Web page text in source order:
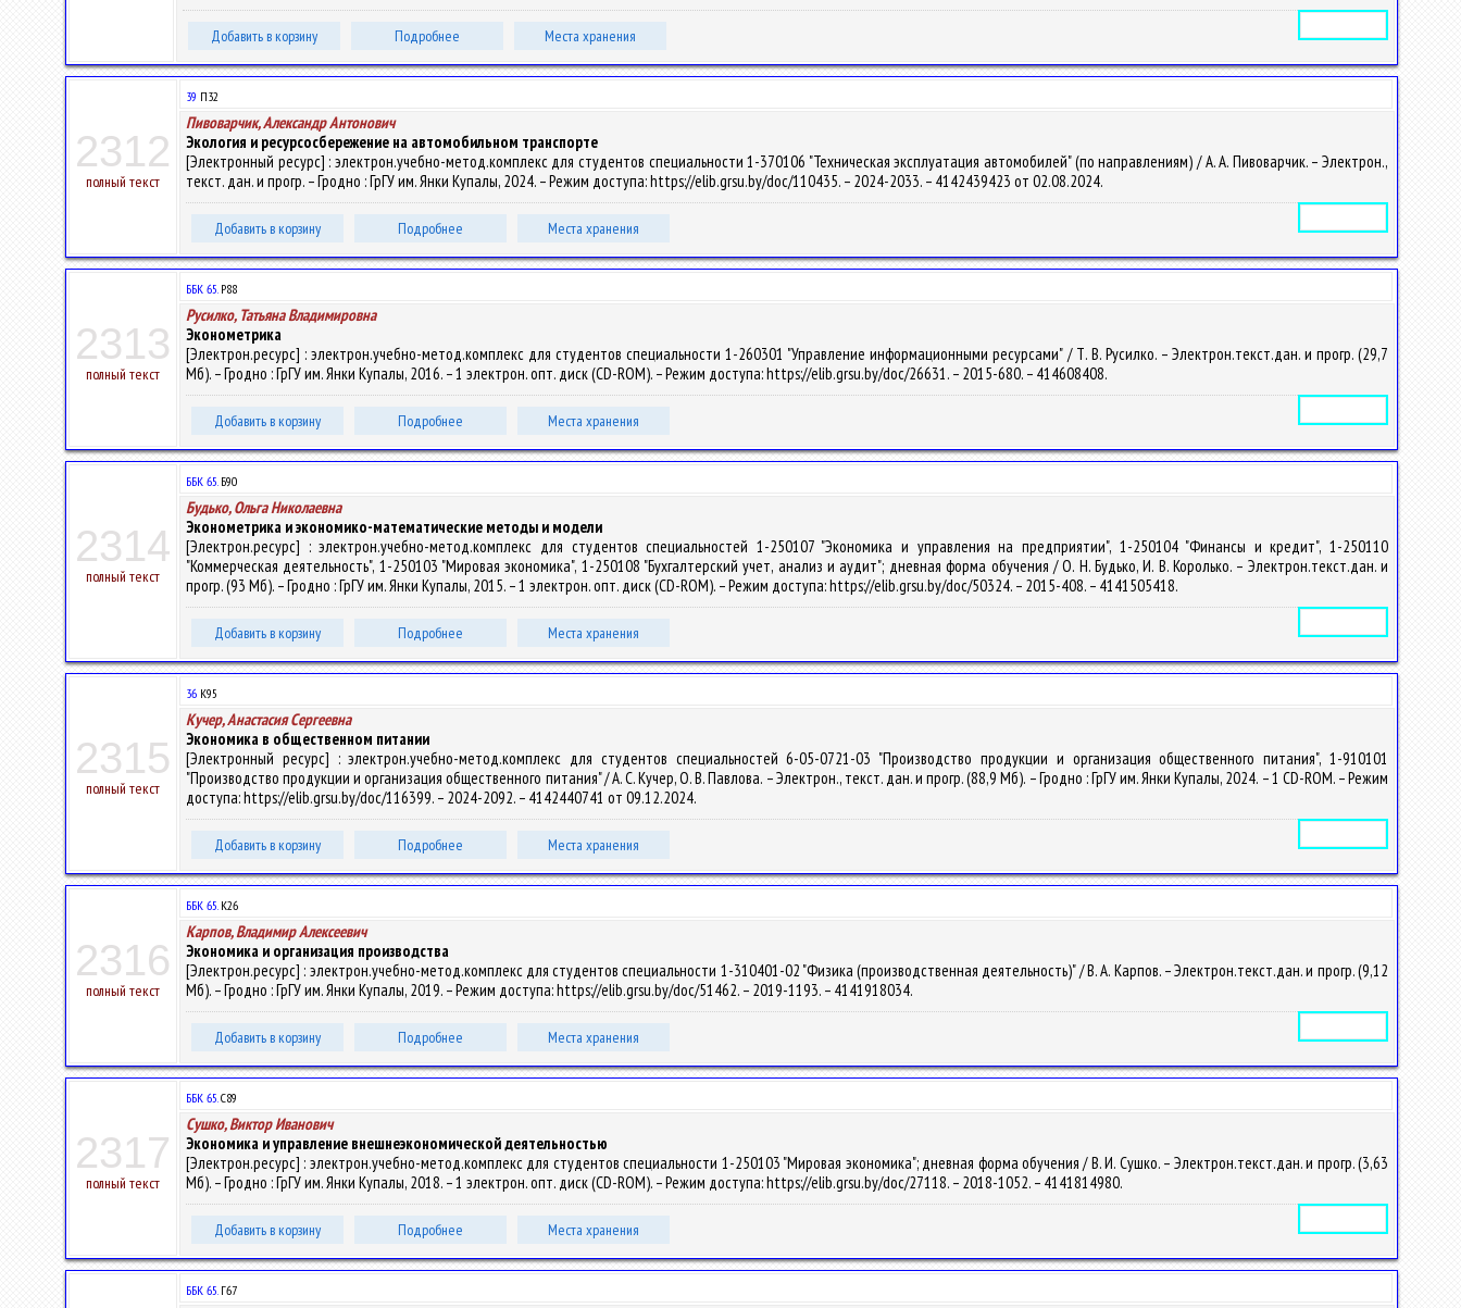
Добавить в корзину Подробнее Места хранения
2312
полный текст
39 П32
Пивоварчик, Александр Антонович
Экология и ресурсосбережение на автомобильном транспорте
[Электронный ресурс] : электрон.учебно-метод.комплекс для студентов специальности 1-370106 "Техническая эксплуатация автомобилей" (по направлениям) / А. А. Пивоварчик. – Электрон.,
текст. дан. и прогр. – Гродно : ГрГУ им. Янки Купалы, 2024. – Режим доступа: https://elib.grsu.by/doc/110435. – 2024-2033. – 4142439423 от 02.08.2024.
Добавить в корзину Подробнее Места хранения
2313
полный текст
ББК 65.Р88
Русилко, Татьяна Владимировна
Эконометрика
[Электрон.ресурс] : электрон.учебно-метод.комплекс для студентов специальности 1-260301 "Управление информационными ресурсами" / Т. В. Русилко. – Электрон.текст.дан. и прогр. (29,7
Мб). – Гродно : ГрГУ им. Янки Купалы, 2016. – 1 электрон. опт. диск (CD-ROM). – Режим доступа: https://elib.grsu.by/doc/26631. – 2015-680. – 414608408.
Добавить в корзину Подробнее Места хранения
2314
полный текст
ББК 65.Б90
Будько, Ольга Николаевна
Эконометрика и экономико-математические методы и модели
[Электрон.ресурс] : электрон.учебно-метод.комплекс для студентов специальностей 1-250107 "Экономика и управления на предприятии", 1-250104 "Финансы и кредит", 1-250110
"Коммерческая деятельность", 1-250103 "Мировая экономика", 1-250108 "Бухгалтерский учет, анализ и аудит"; дневная форма обучения / О. Н. Будько, И. В. Королько. – Электрон.текст.дан. и
прогр. (93 Мб). – Гродно : ГрГУ им. Янки Купалы, 2015. – 1 электрон. опт. диск (CD-ROM). – Режим доступа: https://elib.grsu.by/doc/50324. – 2015-408. – 4141505418.
Добавить в корзину Подробнее Места хранения
2315
полный текст
36 К95
Кучер, Анастасия Сергеевна
Экономика в общественном питании
[Электронный ресурс] : электрон.учебно-метод.комплекс для студентов специальностей 6-05-0721-03 "Производство продукции и организация общественного питания", 1-910101
"Производство продукции и организация общественного питания" / А. С. Кучер, О. В. Павлова. – Электрон., текст. дан. и прогр. (88,9 Мб). – Гродно : ГрГУ им. Янки Купалы, 2024. – 1 CD-ROM. – Режим
доступа: https://elib.grsu.by/doc/116399. – 2024-2092. – 4142440741 от 09.12.2024.
Добавить в корзину Подробнее Места хранения
2316
полный текст
ББК 65.К26
Карпов, Владимир Алексеевич
Экономика и организация производства
[Электрон.ресурс] : электрон.учебно-метод.комплекс для студентов специальности 1-310401-02 "Физика (производственная деятельность)" / В. А. Карпов. – Электрон.текст.дан. и прогр. (9,12
Мб). – Гродно : ГрГУ им. Янки Купалы, 2019. – Режим доступа: https://elib.grsu.by/doc/51462. – 2019-1193. – 4141918034.
Добавить в корзину Подробнее Места хранения
2317
полный текст
ББК 65.С89
Сушко, Виктор Иванович
Экономика и управление внешнеэкономической деятельностью
[Электрон.ресурс] : электрон.учебно-метод.комплекс для студентов специальности 1-250103 "Мировая экономика"; дневная форма обучения / В. И. Сушко. – Электрон.текст.дан. и прогр. (3,63
Мб). – Гродно : ГрГУ им. Янки Купалы, 2018. – 1 электрон. опт. диск (CD-ROM). – Режим доступа: https://elib.grsu.by/doc/27118. – 2018-1052. – 4141814980.
Добавить в корзину Подробнее Места хранения
ББК 65.Г67